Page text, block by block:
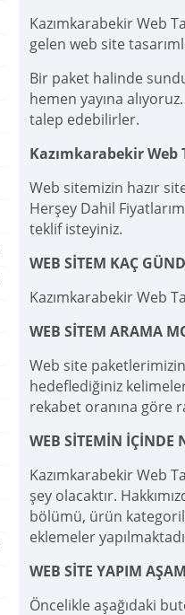
Kazımkarabekir Web
gelen web site
Bir paket halinde
hemen yayına
talep edebilirler.
Kazımkarabekir Web
Web sitemizin hazır
Herşey Dahil
teklif isteyiniz.
WEB SİTEM KAÇ
Kazımkarabekir Web
WEB SİTEM ARAMA
Web site
hedeflediğiniz
rekabet oranına göre
WEB SİTEMİN İÇİNDE
Kazımkarabekir Web
şey olacaktır.
bölümü, ürün
eklemeler
WEB SİTE YAPIM
Öncelikle aşağıdaki